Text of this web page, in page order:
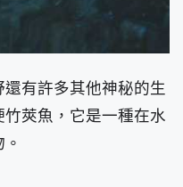
有許多其他神秘的生
莢魚，它是一種在水